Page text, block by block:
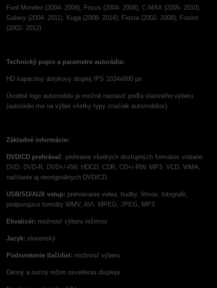
Ford Mondeo (2004- 2008), Focus (2004- 2008), C-MAX (2005- 2010),
Galaxy (2004- 2011), Kuga (2008- 2014), Fiesta (2002- 2008), Fusion
(2002- 2012)
Technický popis a parametre autorádia:
HD kapacitný dotykový displej IPS 1024x600 px
Úvodné logo automobilu je možné nastaviť podľa vlastného výberu
(autorádio ma na výber všetky typy značiek automobilov).
Základné informácie:
DVD/CD prehrávač: prehranie všetkých dostupných formátov vrátane
DVD, DVD-R, DVD+/-RW, HDCD, CDR, CD+/-RW, MP3, VCD, WMA,
načítanie aj neoriginálnych DVD/CD.
USB/SD/AUX vstup: prehrávanie videa, hudby, filmov, fotografií,
podporujúce formáty WMV, AVI, MPEG, JPEG, MP3.
Ekvalizér: možnosť výberu režimov
Jazyk: slovenský
Podsvietenie tlačidiel: možnosť výberu
Denný a nočný režim osvetlenia displeja